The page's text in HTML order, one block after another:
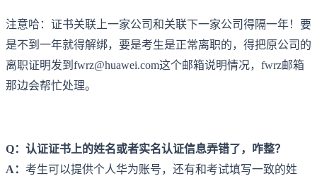
注意哈：证书关联上一家公司和关联下一家公司得隔一年！要
是不到一年就得解绑，要是考生是正常离职的，得把原公司的
离职证明发到fwrz@huawei.com这个邮箱说明情况，fwrz邮箱
那边会帮忙处理。
Q：认证证书上的姓名或者实名认证信息弄错了，咋整？
A： 考生可以提供个人华为账号，还有和考试填写一致的姓